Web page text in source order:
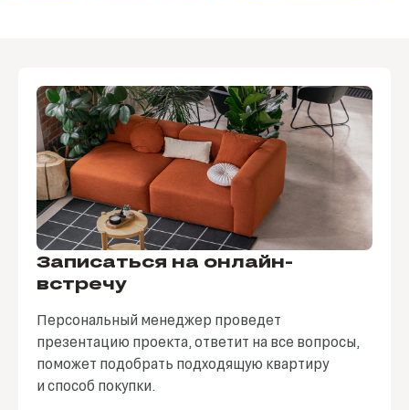
Записаться на онлайн-
встречу
Персональный менеджер проведет
презентацию проекта, ответит на все вопросы,
поможет подобрать подходящую квартиру
и способ покупки.